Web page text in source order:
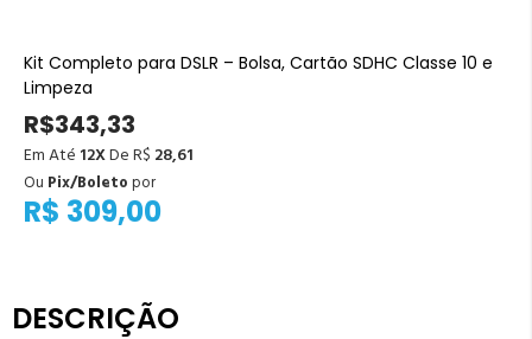
Kit Completo para DSLR – Bolsa, Cartão SDHC Classe 10 e
Limpeza
R$343,33
Em Até 12XDe R$ 28,61
R$ 309,00
Ou Pix/Boletopor
DESCRIÇÃO